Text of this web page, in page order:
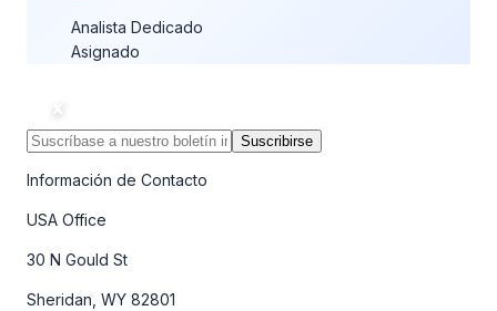
Analista Dedicado
Asignado
Suscribirse
Información de Contacto
USA Office
30 N Gould St
Sheridan, WY 82801